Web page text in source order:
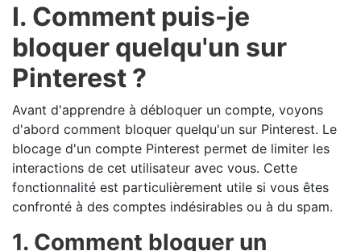
I. Comment puis-je
bloquer quelqu'un sur
Pinterest ?
Avant d'apprendre à débloquer un compte, voyons
d'abord comment bloquer quelqu'un sur Pinterest. Le
blocage d'un compte Pinterest permet de limiter les
interactions de cet utilisateur avec vous. Cette
fonctionnalité est particulièrement utile si vous êtes
confronté à des comptes indésirables ou à du spam.
1. Comment bloquer un